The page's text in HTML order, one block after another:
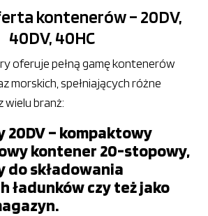
kontenerów – 20DV,
40DV, 40HC
oferuje pełną gamę kontenerów
morskich, spełniających różne
branż:
20DV – kompaktowy
kontener 20-stopowy,
do składowania
ładunków czy też jako